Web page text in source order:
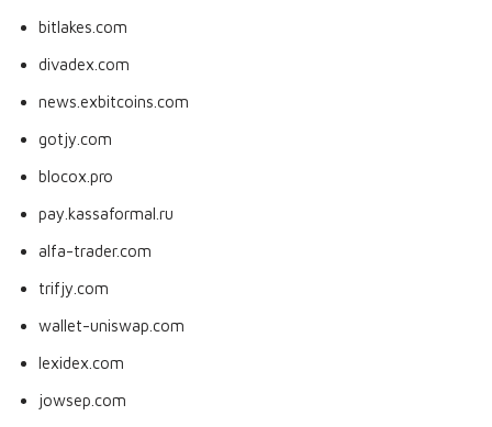
bitlakes.com
divadex.com
news.exbitcoins.com
gotjy.com
blocox.pro
pay.kassaformal.ru
alfa-trader.com
trifjy.com
wallet-uniswap.com
lexidex.com
jowsep.com